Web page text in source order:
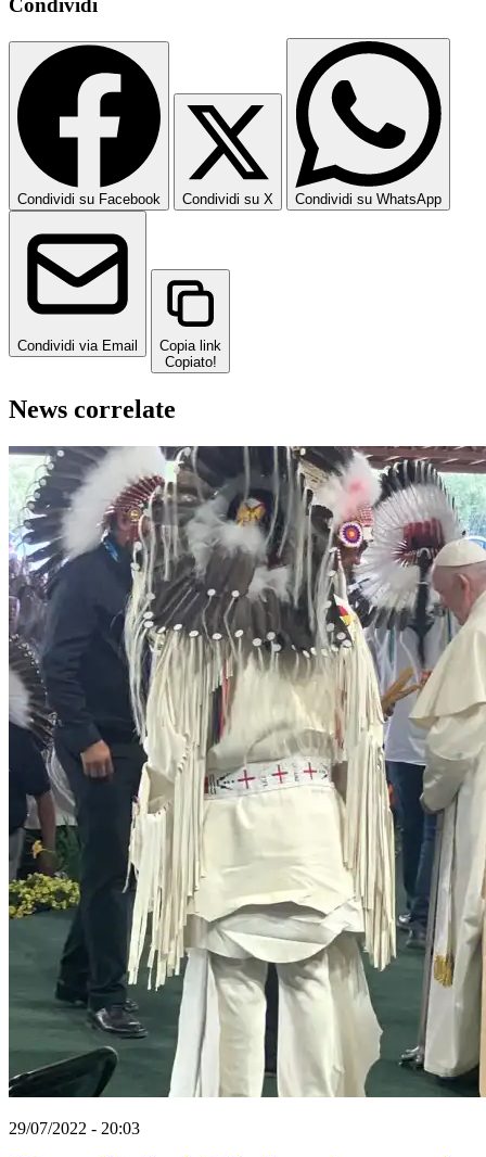
Condividi
Condividi su Facebook Condividi su X Condividi su WhatsApp
Condividi via Email
Copia link
Copiato!
News correlate
29/07/2022 - 20:03